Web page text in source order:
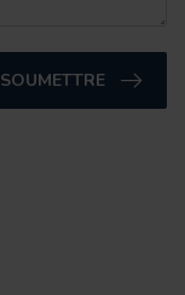
SOUMETTRE